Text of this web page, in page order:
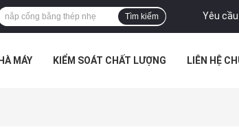
Yêu
Tìm kiếm
MÁY KIỂM SOÁT CHẤT LƯỢNG LIÊN HỆ